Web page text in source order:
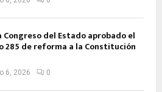
Congreso del Estado aprobado el
285 de reforma a la Constitución
6, 2026 0